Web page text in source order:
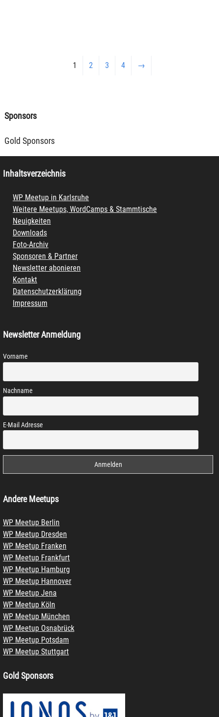
1 2 3 4 →
Sponsors
Gold Sponsors
Inhaltsverzeichnis
WP Meetup in Karlsruhe
Weitere Meetups, WordCamps & Stammtische
Neuigkeiten
Downloads
Foto-Archiv
Sponsoren & Partner
Newsletter abonieren
Kontakt
Datenschutzerklärung
Impressum
Newsletter Anmeldung
Vorname
Nachname
E-Mail Adresse
Andere Meetups
WP Meetup Berlin
WP Meetup Dresden
WP Meetup Franken
WP Meetup Frankfurt
WP Meetup Hamburg
WP Meetup Hannover
WP Meetup Jena
WP Meetup Köln
WP Meetup München
WP Meetup Osnabrück
WP Meetup Potsdam
WP Meetup Stuttgart
Gold Sponsors